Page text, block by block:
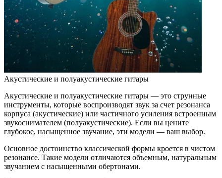
Акустические и полуакустические гитары
Акустические и полуакустические гитары — это струнные
инструменты, которые воспроизводят звук за счет резонанса
корпуса (акустические) или частичного усиления встроенным
звукоснимателем (полуакустические). Если вы цените
глубокое, насыщенное звучание, эти модели — ваш выбор.
Основное достоинство классической формы кроется в чистом
резонансе. Такие модели отличаются объемным, натуральным
звучанием с насыщенными обертонами.